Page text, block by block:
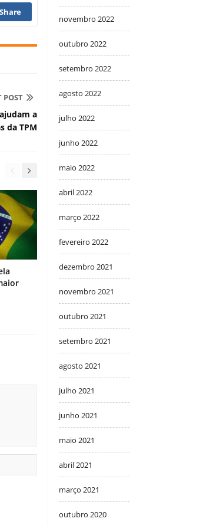
Share
POST
a
da TPM
novembro 2022
outubro 2022
setembro 2022
agosto 2022
julho 2022
junho 2022
maio 2022
abril 2022
março 2022
fevereiro 2022
dezembro 2021
novembro 2021
outubro 2021
setembro 2021
agosto 2021
julho 2021
junho 2021
maio 2021
abril 2021
março 2021
outubro 2020